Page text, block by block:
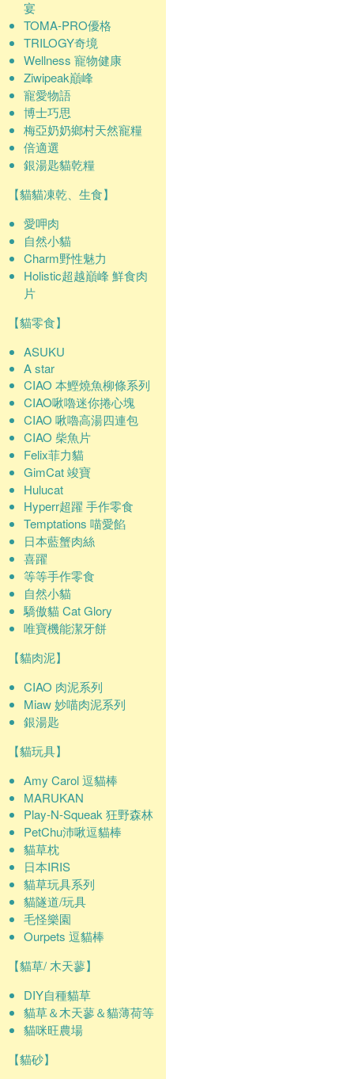
宴
TOMA-PRO優格
TRILOGY奇境
Wellness 寵物健康
Ziwipeak巔峰
寵愛物語
博士巧思
梅亞奶奶鄉村天然寵糧
倍適選
銀湯匙貓乾糧
【貓貓凍乾、生食】
愛呷肉
自然小貓
Charm野性魅力
Holistic超越巔峰 鮮食肉
片
【貓零食】
ASUKU
A star
CIAO 本鰹燒魚柳條系列
CIAO啾嚕迷你捲心塊
CIAO 啾嚕高湯四連包
CIAO 柴魚片
Felix菲力貓
GimCat 竣寶
Hulucat
Hyperr超躍 手作零食
Temptations 喵愛餡
日本藍蟹肉絲
喜躍
等等手作零食
自然小貓
驕傲貓 Cat Glory
唯寶機能潔牙餅
【貓肉泥】
CIAO 肉泥系列
Miaw 妙喵肉泥系列
銀湯匙
【貓玩具】
Amy Carol 逗貓棒
MARUKAN
Play-N-Squeak 狂野森林
PetChu沛啾逗貓棒
貓草枕
日本IRIS
貓草玩具系列
貓隧道/玩具
毛怪樂園
Ourpets 逗貓棒
【貓草/ 木天蓼】
DIY自種貓草
貓草＆木天蓼＆貓薄荷等
貓咪旺農場
【貓砂】